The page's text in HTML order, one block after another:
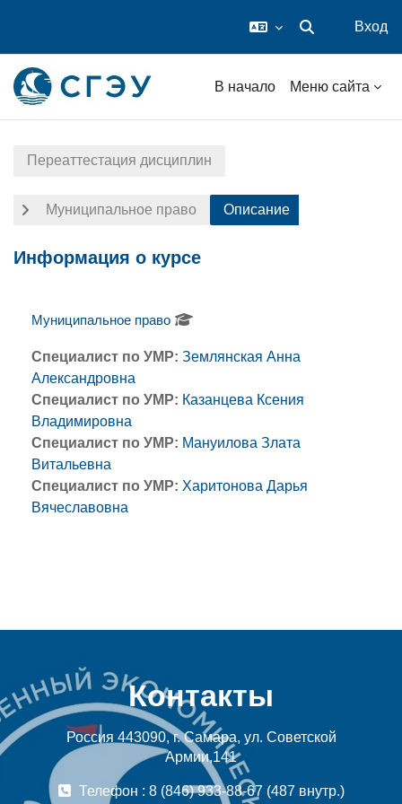
Изменить
Вход
В начало Меню сайта
Переаттестация дисциплин
Муниципальное право Описание
Информация о курсе
Муниципальное право
Специалист по УМР: Землянская Анна
Александровна
Специалист по УМР: Казанцева Ксения
Владимировна
Специалист по УМР: Мануилова Злата
Витальевна
Специалист по УМР: Харитонова Дарья
Вячеславовна
Контакты
Россия 443090, г. Самара, ул. Советской
Армии,141
Телефон : 8 (846) 933-88-67 (487 внутр.)